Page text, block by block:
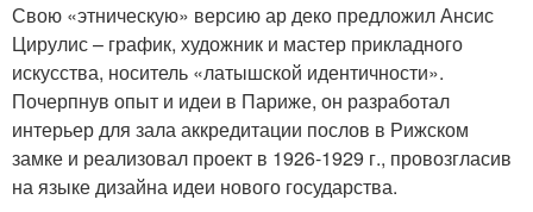
Свою «этническую» версию ар деко предложил Ансис
Цирулис – график, художник и мастер прикладного
искусства, носитель «латышской идентичности».
Почерпнув опыт и идеи в Париже, он разработал
интерьер для зала аккредитации послов в Рижском
замке и реализовал проект в 1926-1929 г., провозгласив
на языке дизайна идеи нового государства.